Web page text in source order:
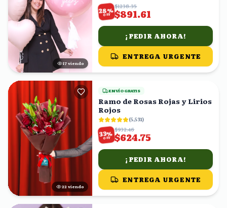
17 viendo
28%
OFF
$1238.35
$891.61
¡PEDIR AHORA!
ENTREGA URGENTE
21 viendo
ENVÍO GRATIS
Ramo de Rosas Rojas y Lirios
Rojos
(5,531)
33%
OFF
$932.46
$624.75
¡PEDIR AHORA!
ENTREGA URGENTE